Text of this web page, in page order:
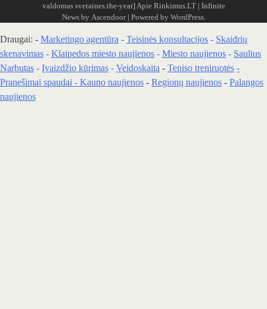
valdomas svetaines.the-year] Apie Rinkimus.LT| Infinite
News by Ascendoor| Powered by WordPress.
Draugai: - Marketingo agentūra - Teisinės konsultacijos - Skaidrių
skenavimas - Klaipedos miesto naujienos - Miesto naujienos - Saulius
Narbutas - Įvaizdžio kūrimas - Veidoskaita - Teniso treniruotės -
Pranešimai spaudai - Kauno naujienos - Regionų naujienos - Palangos
naujienos